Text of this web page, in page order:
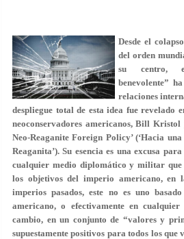
Desde el
del orden
su centro,
benevolente”
relaciones
despliegue total de esta idea fue revelado
neoconservadores americanos, Bill
Neo-Reaganite Foreign Policy’ (‘Hacia
Reaganita’). Su esencia es una excusa
cualquier medio diplomático y militar que
los objetivos del imperio americano, en
imperios pasados, este no es uno
americano, o efectivamente en
cambio, en un conjunto de “valores y
supuestamente positivos para todos los que